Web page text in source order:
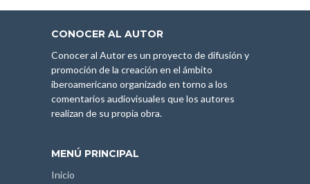
CONOCER AL AUTOR
Conocer al Autor es un proyecto de difusión y
promoción de la creación en el ámbito
iberoamericano organizado en torno a los
comentarios audiovisuales que los autores
realizan de su propia obra.
MENÚ PRINCIPAL
Inicio